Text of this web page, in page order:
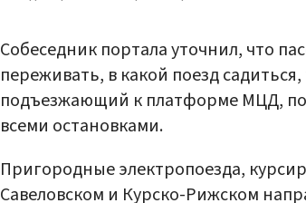
Собеседник портала уточнил, что
переживать, в какой поезд
подъезжающий к платформе МЦД,
всеми остановками.
Пригородные электропоезда,
Савеловском и Курско-Рижском